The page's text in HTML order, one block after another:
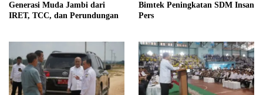
Generasi Muda Jambi dari
IRET, TCC, dan Perundungan
Bimtek Peningkatan SDM Insan
Pers